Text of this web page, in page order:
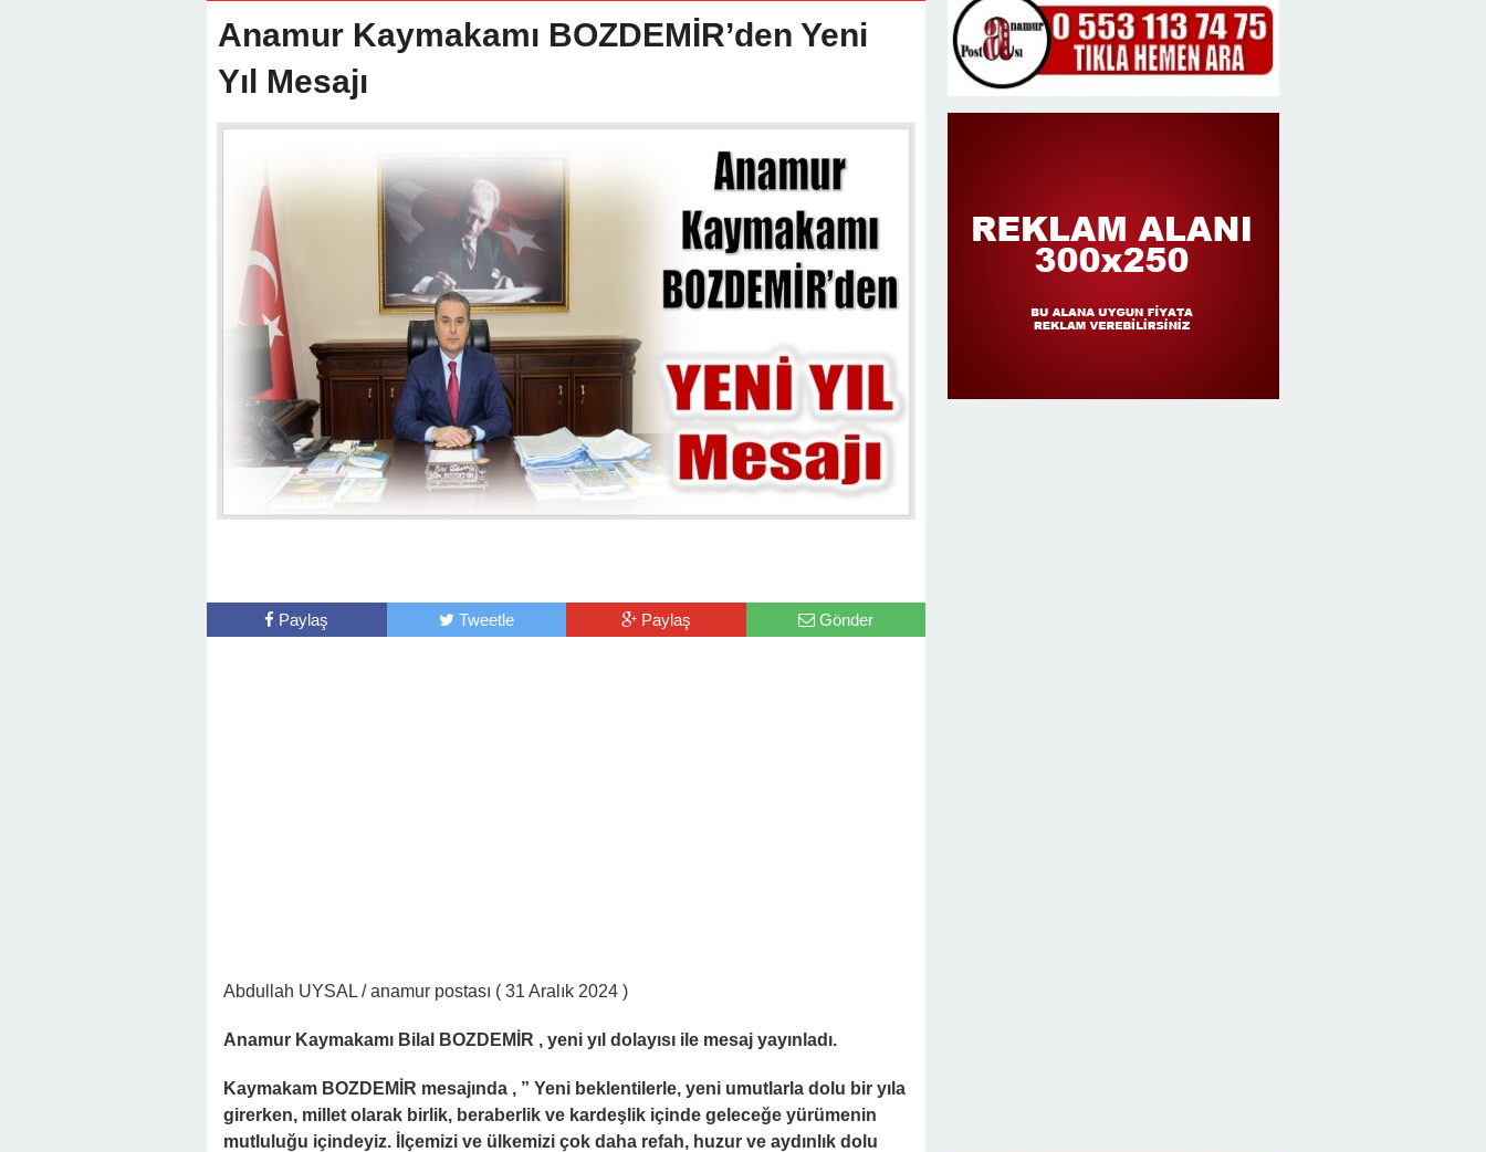
Anamur Kaymakamı BOZDEMİR’den Yeni
Yıl Mesajı
Paylaş Tweetle Paylaş Gönder
Abdullah UYSAL / anamur postası ( 31 Aralık 2024 )
Anamur Kaymakamı Bilal BOZDEMİR , yeni yıl dolayısı ile mesaj yayınladı.
Kaymakam BOZDEMİR mesajında , ” Yeni beklentilerle, yeni umutlarla dolu bir yıla
girerken, millet olarak birlik, beraberlik ve kardeşlik içinde geleceğe yürümenin
mutluluğu içindeyiz. İlçemizi ve ülkemizi çok daha refah, huzur ve aydınlık dolu